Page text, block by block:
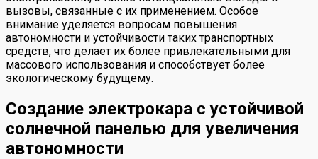
вызовы, связанные с их применением. Особое
внимание уделяется вопросам повышения
автономности и устойчивости таких транспортных
средств, что делает их более привлекательными для
массового использования и способствует более
экологическому будущему.
Создание электрокара с устойчивой
солнечной панелью для увеличения
автономности